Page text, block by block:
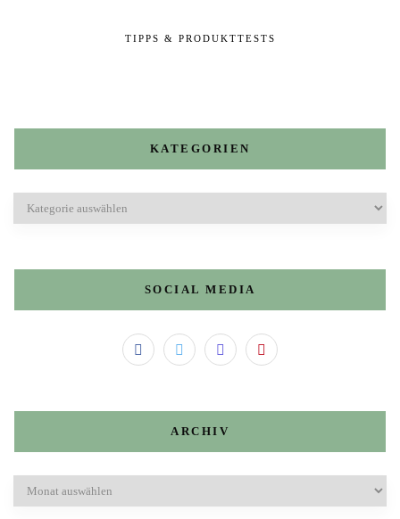
TIPPS & PRODUKTTESTS
KATEGORIEN
SOCIAL MEDIA
ARCHIV